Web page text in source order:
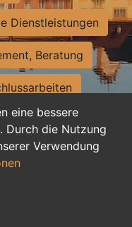
eine bessere
Durch die Nutzung
Verwendung
Dienstleistungen
Beratung